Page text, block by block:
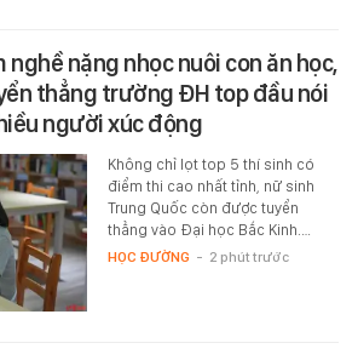
nặng nhọc nuôi con ăn học,
thẳng trường ĐH top đầu nói
người xúc động
Không chỉ lọt top 5 thí sinh có
điểm thi cao nhất tỉnh, nữ sinh
Trung Quốc còn được tuyển
thẳng vào Đại học Bắc Kinh.…
HỌC ĐƯỜNG - 2 phút trước